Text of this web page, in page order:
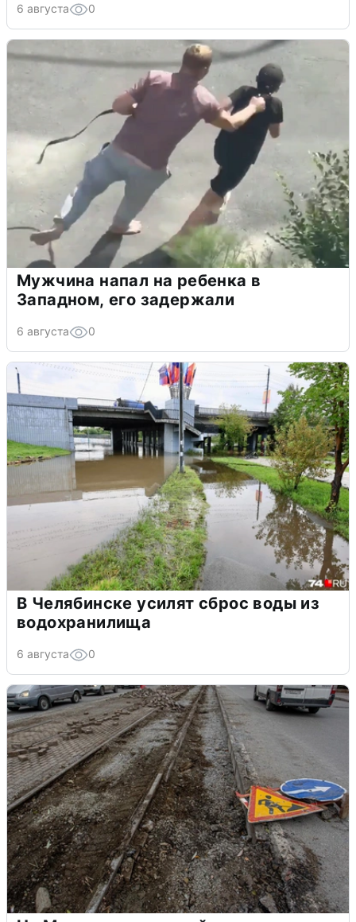
6 августа 0
Мужчина напал на ребенка в
Западном, его задержали
6 августа 0
В Челябинске усилят сброс воды из
водохранилища
6 августа 0